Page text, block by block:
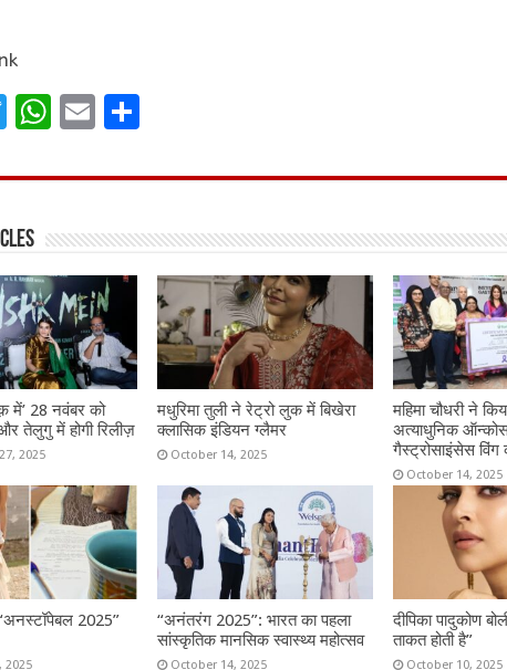
T
it
r
W
at
A
p
p
E
ai
S
ar
में’ 28 नवंबर को
तेलुगु में होगी रिलीज़
2025
मधुरिमा तुली ने रेट्रो लुक में बिखेरा
क्लासिक इंडियन ग्लैमर
October 14, 2025
महिमा चौधरी ने
अत्याधुनिक
गैस्ट्रोसाइंसेस
October 14, 2025
2025”
2025
“अनंतरंग 2025”: भारत का पहला
सांस्कृतिक मानसिक स्वास्थ्य महोत्सव
October 14, 2025
दीपिका पादुकोण
ताकत होती है”
October 10, 2025